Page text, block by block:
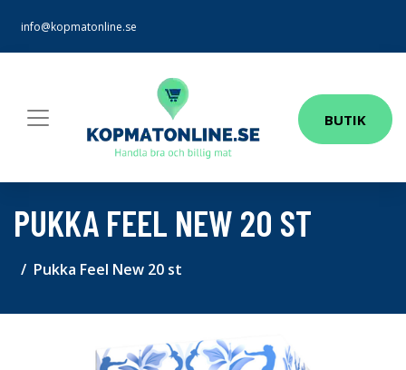
info@kopmatonline.se
BUTIK
PUKKA FEEL NEW 20 ST
Pukka Feel New 20 st